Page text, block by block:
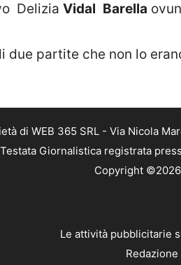
Delizia Vidal Barella
due partite che non lo
di WEB 365 SRL - Via Nicola
Testata Giornalistica registrata
Copyright
Le attività pubblicitarie
Redazione